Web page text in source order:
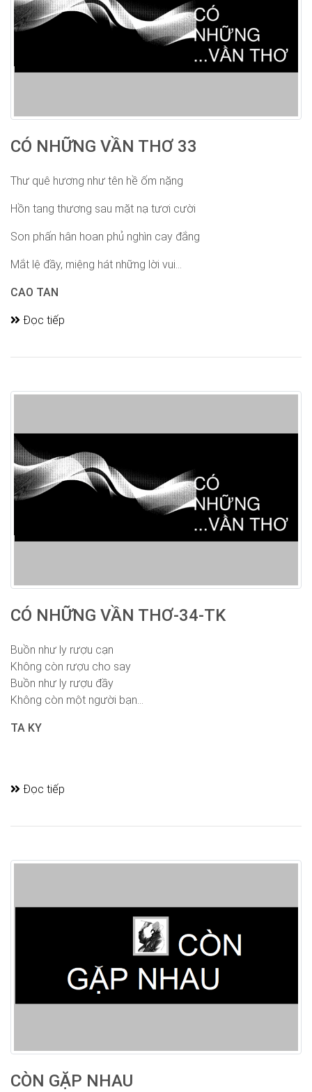
CÓ NHỮNG VẦN THƠ 33
Thư quê hương như tên hề ốm nặng
Hồn tang thương sau mặt nạ tươi cười
Son phấn hân hoan phủ nghìn cay đắng
Mắt lệ đầy, miệng hát những lời vui...
CAO TAN
Đọc tiếp
CÓ NHỮNG VẦN THƠ-34-TK
Buồn như ly rượu cạn
Không còn rượu cho say
Buồn như ly rượu đầy
Không còn một người bạn...
TA KY
Đọc tiếp
CÒN GẶP NHAU